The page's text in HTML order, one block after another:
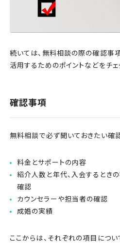
続いては、無料相談の際の確認事
活用するためのポイントなどをチェ
確認事項
無料相談で必ず聞いておきたい確
料金とサポートの内容
紹介人数と年代、入会するとき
確認
カウンセラーや担当者の確認
成婚の実績
ここからは、それぞれの項目につい